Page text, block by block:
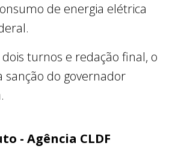
de energia elétrica
turnos e redação final, o
sanção do governador
- Agência CLDF